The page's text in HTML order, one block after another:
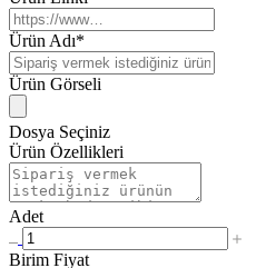
Ürün Adı*
Ürün Görseli
Dosya Seçiniz
Ürün Özellikleri
Adet
Birim Fiyat